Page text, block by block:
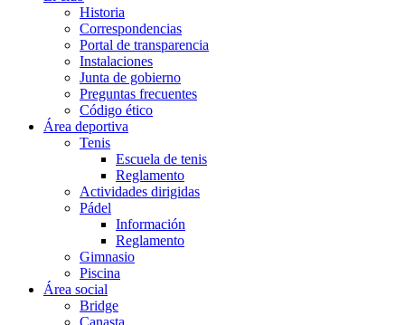
Historia
Correspondencias
Portal de transparencia
Instalaciones
Junta de gobierno
Preguntas frecuentes
Código ético
Área deportiva
Tenis
Escuela de tenis
Reglamento
Actividades dirigidas
Pádel
Información
Reglamento
Gimnasio
Piscina
Área social
Bridge